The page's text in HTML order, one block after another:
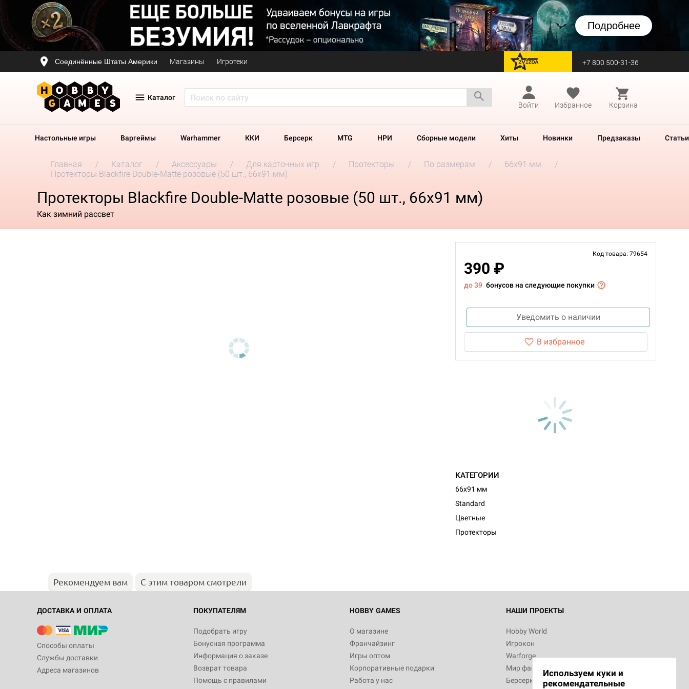
Подробнее
Соединённые Штаты Америки Магазины Игротеки перейти на Zvezda +7 800 500-31-36
Каталог
Войти
Избранное Корзина
Настольные игры Варгеймы Warhammer ККИ Берсерк MTG НРИ Сборные модели Хиты Новинки Предзаказы Статьи
Главная Каталог Аксессуары Для карточных игр Протекторы По размерам
66x91 мм
Протекторы Blackfire Double-Matte розовые (50 шт., 66x91 мм)
Протекторы Blackfire Double-Matte розовые (50 шт., 66x91 мм)
Как зимний рассвет
Код товара: 79654
390 ₽
до 39 бонусов на следующие покупки
Уведомить о наличии
В избранное
КАТЕГОРИИ
66x91 мм
Standard
Цветные
Протекторы
Рекомендуем вам С этим товаром смотрели
ДОСТАВКА И ОПЛАТА
Способы оплаты
Службы доставки
Адреса магазинов
ПОКУПАТЕЛЯМ
Подобрать игру
Бонусная программа
Информация о заказе
Возврат товара
Помощь с правилами
HOBBY GAMES
О магазине
Франчайзинг
Игры оптом
Корпоративные подарки
Работа у нас
НАШИ ПРОЕКТЫ
Hobby World
Игрокон
Warforge
Мир фантастики
Берсерк
Используем куки и
рекомендательные